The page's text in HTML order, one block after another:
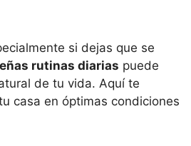
si dejas que se
rutinas diarias puede
de tu vida. Aquí te
casa en óptimas condiciones